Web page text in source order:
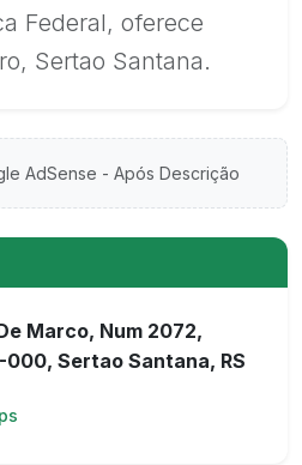
Federal, oferece
Sertao Santana.
AdSense - Após Descrição
Marco, Num 2072,
Sertao Santana, RS